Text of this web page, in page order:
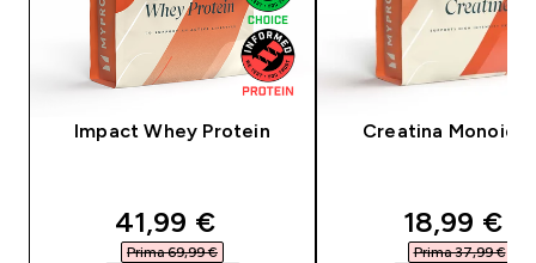
Impact Whey Protein
discounted price
41,99 €‎
Prima 69,99 €‎
Creatina
18,99 €‎
Prima 37,99 €‎